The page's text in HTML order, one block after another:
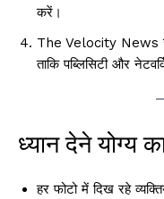
करें।
The Velocity News
ताकि पब्लिसिटी और
ध्यान देने योग्य
हर फोटो में दिख रहे